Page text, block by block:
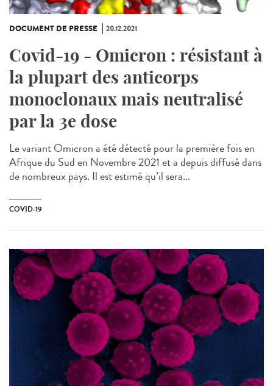
DOCUMENT DE PRESSE 20.12.2021
Covid-19 - Omicron : résistant à
la plupart des anticorps
monoclonaux mais neutralisé
par la 3e dose
Le variant Omicron a été détecté pour la première fois en
Afrique du Sud en Novembre 2021 et a depuis diffusé dans
de nombreux pays. Il est estimé qu’il sera...
COVID-19